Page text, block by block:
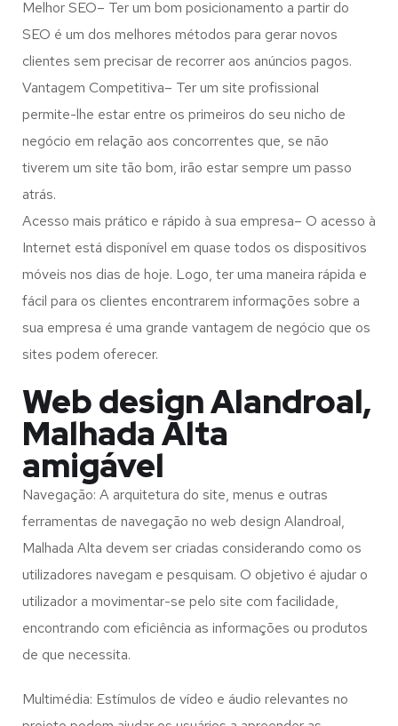
Melhor SEO– Ter um bom posicionamento a partir do
SEO é um dos melhores métodos para gerar novos
clientes sem precisar de recorrer aos anúncios pagos.
Vantagem Competitiva– Ter um site profissional
permite-lhe estar entre os primeiros do seu nicho de
negócio em relação aos concorrentes que, se não
tiverem um site tão bom, irão estar sempre um passo
atrás.
Acesso mais prático e rápido à sua empresa– O acesso à
Internet está disponível em quase todos os dispositivos
móveis nos dias de hoje. Logo, ter uma maneira rápida e
fácil para os clientes encontrarem informações sobre a
sua empresa é uma grande vantagem de negócio que os
sites podem oferecer.
Web design Alandroal,
Malhada Alta
amigável
Navegação: A arquitetura do site, menus e outras
ferramentas de navegação no web design Alandroal,
Malhada Alta devem ser criadas considerando como os
utilizadores navegam e pesquisam. O objetivo é ajudar o
utilizador a movimentar-se pelo site com facilidade,
encontrando com eficiência as informações ou produtos
de que necessita.
Multimédia: Estímulos de vídeo e áudio relevantes no